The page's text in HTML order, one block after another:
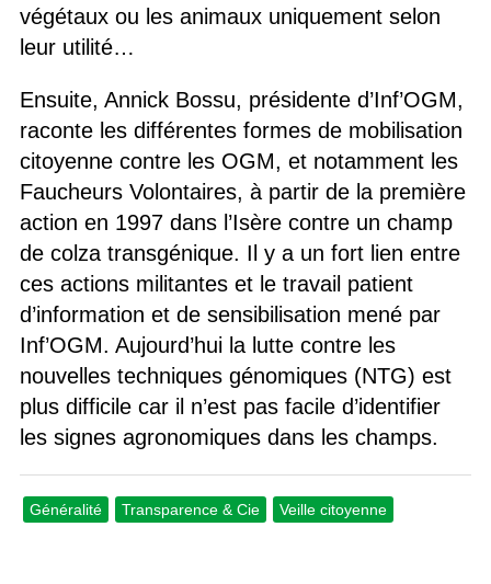
végétaux ou les animaux uniquement selon
leur utilité…
Ensuite, Annick Bossu, présidente d’Inf’OGM,
raconte les différentes formes de mobilisation
citoyenne contre les OGM, et notamment les
Faucheurs Volontaires, à partir de la première
action en 1997 dans l’Isère contre un champ
de colza transgénique. Il y a un fort lien entre
ces actions militantes et le travail patient
d’information et de sensibilisation mené par
Inf’OGM. Aujourd’hui la lutte contre les
nouvelles techniques génomiques (NTG) est
plus difficile car il n’est pas facile d’identifier
les signes agronomiques dans les champs.
Généralité Transparence & Cie Veille citoyenne